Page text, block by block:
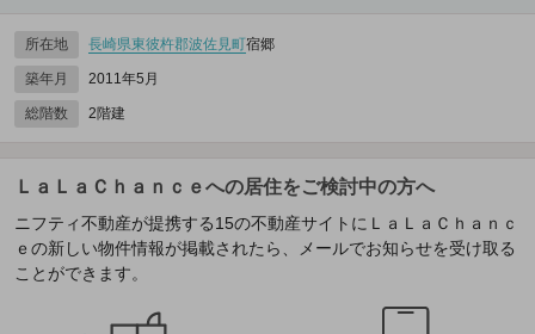
所在地 長崎県東彼杵郡波佐見町宿郷
築年月 2011年5月
総階数 2階建
ＬａＬａＣｈａｎｃｅへの居住をご検討中の方へ
ニフティ不動産が提携する15の不動産サイトにＬａＬａＣｈａｎｃ
ｅの新しい物件情報が掲載されたら、メールでお知らせを受け取る
ことができます。